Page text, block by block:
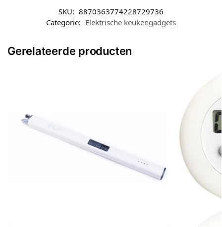
SKU: 8870363774228729736
Categorie: Elektrische keukengadgets
Gerelateerde producten